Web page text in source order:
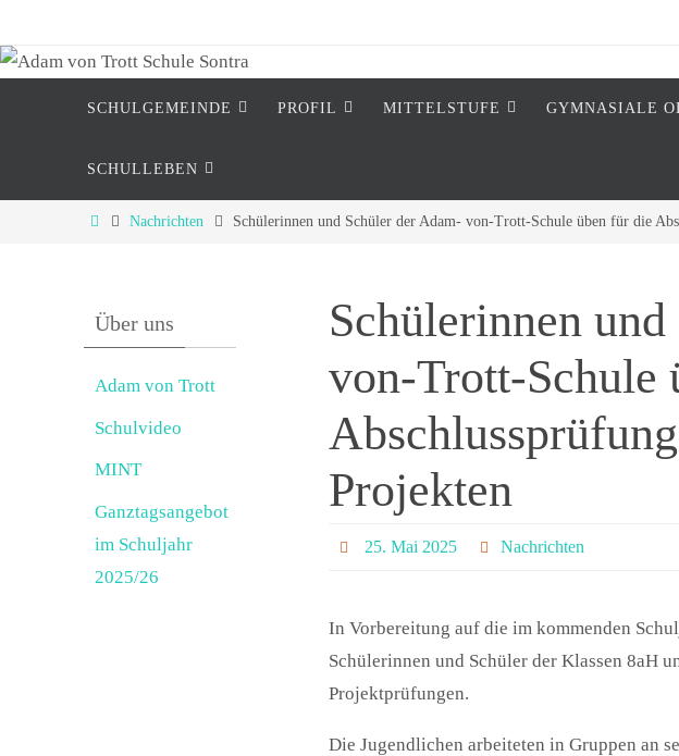
Inhalt
springen
SCHULGEMEINDE PROFIL MITTELSTUFE GYMNASIALE
SCHULLEBEN
StartNachrichten Schülerinnen und Schüler der Adam- von-Trott-Schule üben für die
Schülerinnen
von-Trott-Schule
Projekten
25. Mai 2025 Nachrichten
In Vorbereitung auf die im kommenden
Schülerinnen und Schüler der Klassen 8aH
Projektprüfungen.
Die Jugendlichen arbeiteten in Gruppen an
Über uns
Adam von Trott
Schulvideo
MINT
Ganztagsangebot
im Schuljahr
2025/26